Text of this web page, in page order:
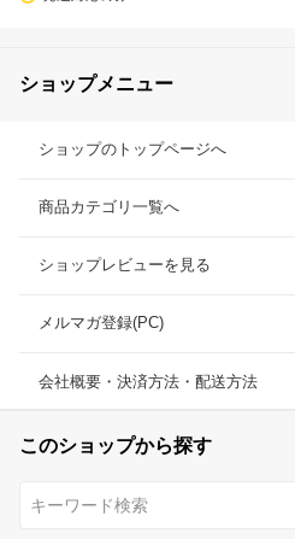
ショップメニュー
ショップのトップページへ
商品カテゴリ一覧へ
ショップレビューを見る
メルマガ登録(PC)
会社概要・決済方法・配送方法
このショップから探す